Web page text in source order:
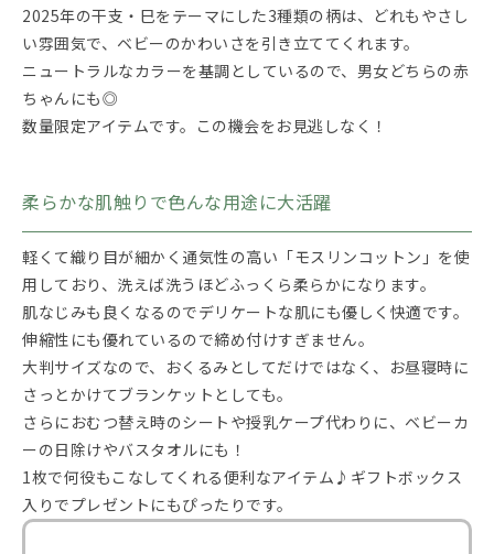
2025年の干支・巳をテーマにした3種類の柄は、どれもやさし
い雰囲気で、ベビーのかわいさを引き立ててくれます。
ニュートラルなカラーを基調としているので、男女どちらの赤
ちゃんにも◎
数量限定アイテムです。この機会をお見逃しなく！
柔らかな肌触りで色んな用途に大活躍
軽くて織り目が細かく通気性の高い「モスリンコットン」を使
用しており、洗えば洗うほどふっくら柔らかになります。
肌なじみも良くなるのでデリケートな肌にも優しく快適です。
伸縮性にも優れているので締め付けすぎません。
大判サイズなので、おくるみとしてだけではなく、お昼寝時に
さっとかけてブランケットとしても。
さらにおむつ替え時のシートや授乳ケープ代わりに、ベビーカ
ーの日除けやバスタオルにも！
1枚で何役もこなしてくれる便利なアイテム♪ギフトボックス
入りでプレゼントにもぴったりです。